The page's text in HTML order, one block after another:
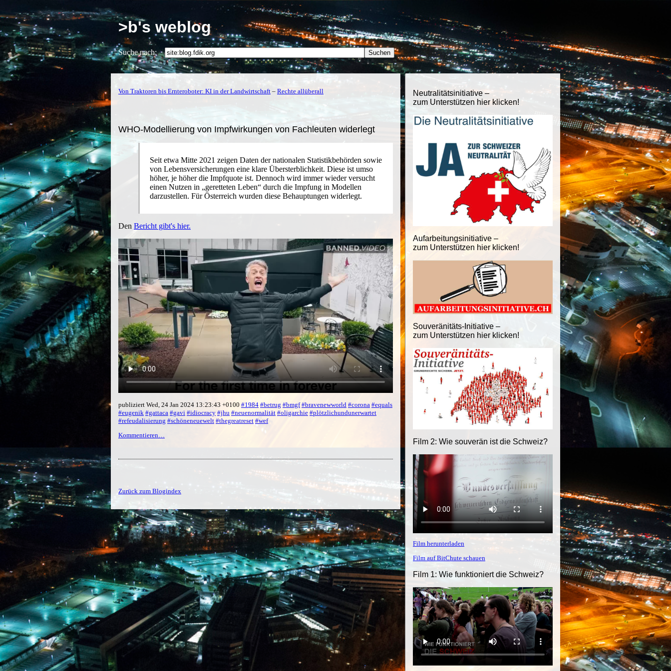
>b's weblog
Suche nach:
Neutralitätsinitiative –
zum Unterstützen hier klicken!
Aufarbeitungsinitiative –
zum Unterstützen hier klicken!
Souveränitäts-Initiative –
zum Unterstützen hier klicken!
Film 2: Wie souverän ist die Schweiz?
Film herunterladen
Film auf BitChute schauen
Film 1: Wie funktioniert die Schweiz?
Von Traktoren bis Ernteroboter: KI in der Landwirtschaft – Rechte allüberall
WHO-Modellierung von Impfwirkungen von Fachleuten widerlegt
Seit etwa Mitte 2021 zeigen Daten der nationalen Statistikbehörden sowie
von Lebensversicherungen eine klare Übersterblichkeit. Diese ist umso
höher, je höher die Impfquote ist. Dennoch wird immer wieder versucht
einen Nutzen in „geretteten Leben“ durch die Impfung in Modellen
darzustellen. Für Österreich wurden diese Behauptungen widerlegt.
Den Bericht gibt's hier.
publiziert Wed, 24 Jan 2024 13:23:43 +0100 #1984 #betrug #bmgf #bravenewworld #corona #equals
#eugenik #gattaca #gavi #idiocracy #jhu #neuenormalität #oligarchie #plötzlichundunerwartet
#refeudalisierung #schöneneuewelt #thegreatreset #wef
Kommentieren…
Zurück zum Blogindex